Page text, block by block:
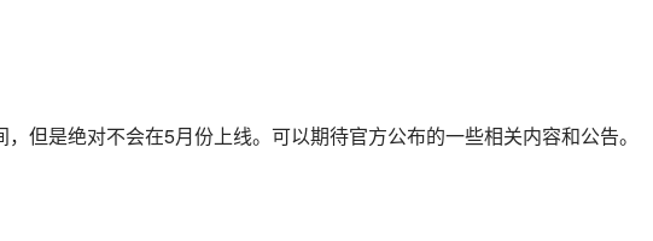
但是绝对不会在5月份上线。可以期待官方公布的一些相关内容和公告。